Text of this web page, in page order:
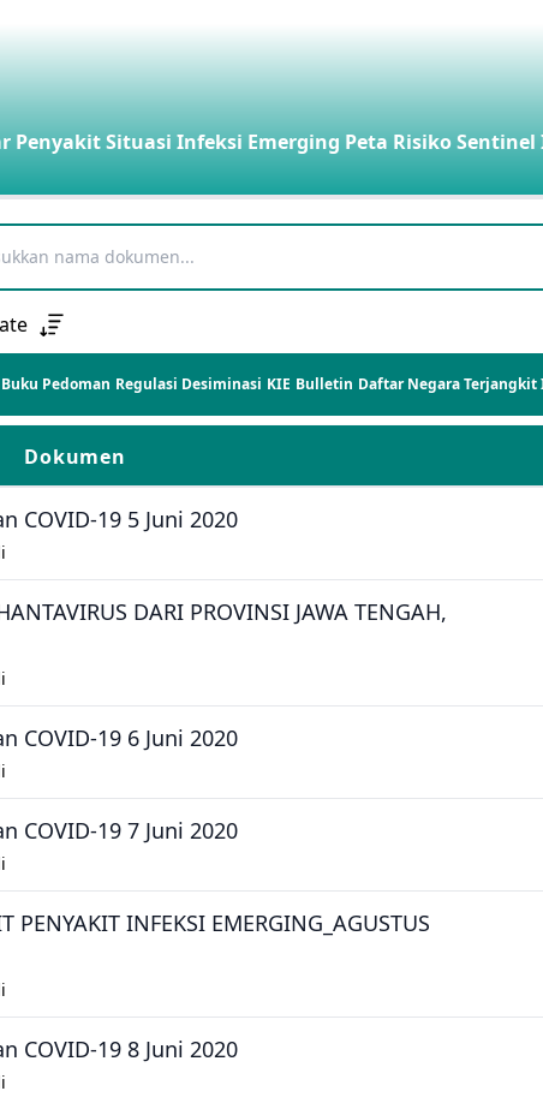
PenyakitSituasi Infeksi Emerging Peta RisikoSentinel
Buku Pedoman Regulasi Desiminasi KIE Bulletin Daftar Negara
Dokumen
COVID-19 5 Juni 2020
DARI PROVINSI JAWA TENGAH,
COVID-19 6 Juni 2020
COVID-19 7 Juni 2020
PENYAKIT INFEKSI EMERGING_AGUSTUS
COVID-19 8 Juni 2020